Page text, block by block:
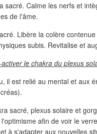
sacré. Calme les nerfs et
de l'âme.
Libère la colère
subis. Revitalise et
le chakra du plexus
il est relié au mental et aux
sacré, plexus solaire et
afin de voir le
à s'adapter aux nouvelles